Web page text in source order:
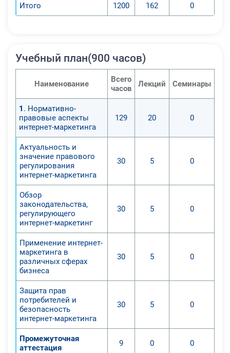
Итого 1200 162 0
Учебный план(900 часов)
Наименование
Всего
часов
Лекций Семинары
1 . Нормативно-
правовые аспекты
интернет-маркетинга
129 20 0
Актуальность и
значение правового
регулирования
интернет-маркетинга
30 5 0
Обзор
законодательства,
регулирующего
интернет-маркетинг
30 5 0
Применение интернет-
маркетинга в
различных сферах
бизнеса
30 5 0
Защита прав
потребителей и
безопасность
интернет-маркетинга
30 5 0
Промежуточная
аттестация
9 0 0